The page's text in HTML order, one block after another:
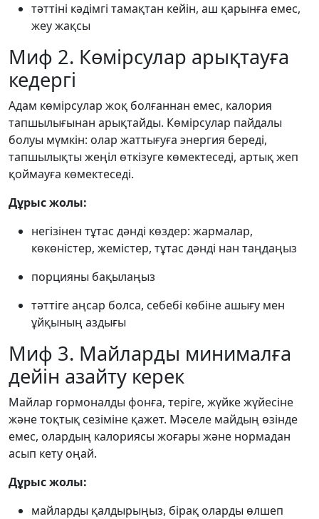
тәттіні кәдімгі тамақтан кейін, аш қарынға емес,
жеу жақсы
Миф 2. Көмірсулар арықтауға
кедергі
Адам көмірсулар жоқ болғаннан емес, калория
тапшылығынан арықтайды. Көмірсулар пайдалы
болуы мүмкін: олар жаттығуға энергия береді,
тапшылықты жеңіл өткізуге көмектеседі, артық жеп
қоймауға көмектеседі.
Дұрыс жолы:
негізінен тұтас дәнді көздер: жармалар,
көкөністер, жемістер, тұтас дәнді нан таңдаңыз
порцияны бақылаңыз
тәттіге аңсар болса, себебі көбіне ашығу мен
ұйқының аздығы
Миф 3. Майларды минималға
дейін азайту керек
Майлар гормоналды фонға, теріге, жүйке жүйесіне
және тоқтық сезіміне қажет. Мәселе майдың өзінде
емес, олардың калориясы жоғары және нормадан
асып кету оңай.
Дұрыс жолы:
майларды қалдырыңыз, бірақ оларды өлшеп